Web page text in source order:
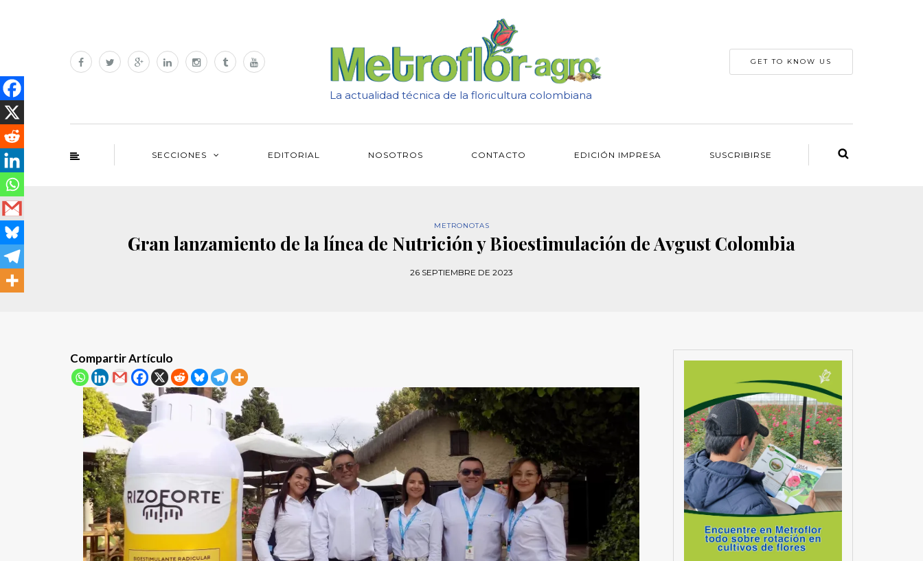
La actualidad técnica de la floricultura colombiana
GET TO KNOW US
SECCIONES EDITORIAL NOSOTROS CONTACTO EDICIÓN IMPRESA SUSCRIBIRSE
METRONOTAS
Gran lanzamiento de la línea de Nutrición y Bioestimulación de Avgust Colombia
26 SEPTIEMBRE DE 2023
Compartir Artículo